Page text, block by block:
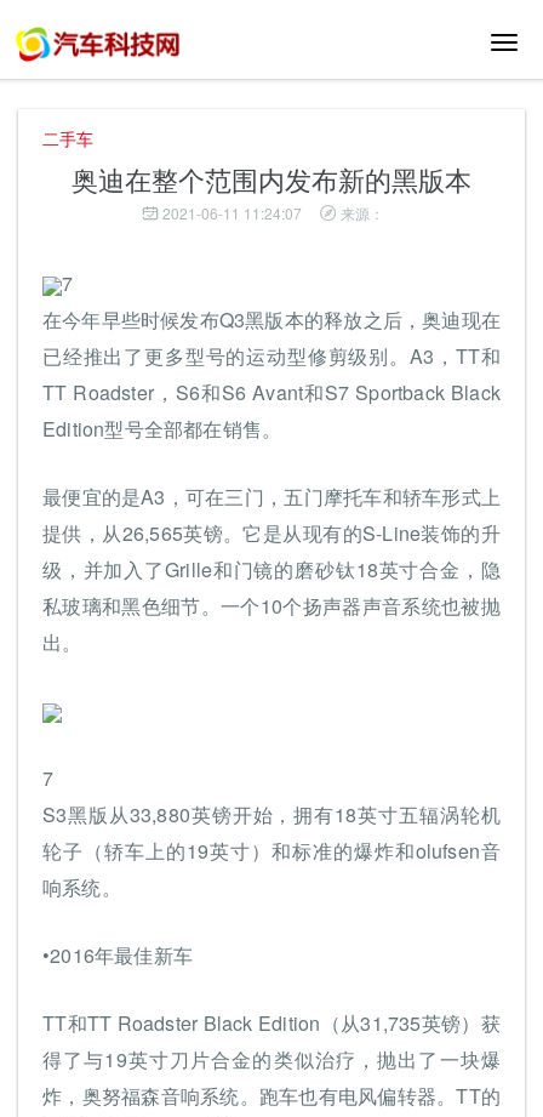
切
二手车
奥迪在整个范围内发布新的黑版本
2021-06-11 11:24:07 来源：
7
在今年早些时候发布Q3黑版本的释放之后，奥迪现在
已经推出了更多型号的运动型修剪级别。A3，TT和
TT Roadster，S6和S6 Avant和S7 Sportback Black
Edition型号全部都在销售。
最便宜的是A3，可在三门，五门摩托车和轿车形式上
提供，从26,565英镑。它是从现有的S-Line装饰的升
级，并加入了Grille和门镜的磨砂钛18英寸合金，隐
私玻璃和黑色细节。一个10个扬声器声音系统也被抛
出。
7
S3黑版从33,880英镑开始，拥有18英寸五辐涡轮机
轮子（轿车上的19英寸）和标准的爆炸和olufsen音
响系统。
•2016年最佳新车
TT和TT Roadster Black Edition（从31,735英镑）获
得了与19英寸刀片合金的类似治疗，抛出了一块爆
炸，奥努福森音响系统。跑车也有电风偏转器。TT的